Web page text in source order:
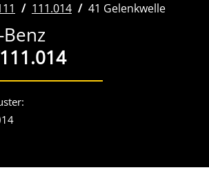
111.014 41 Gelenkwelle